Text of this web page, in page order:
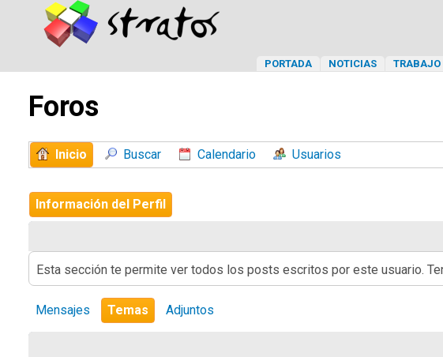
PORTADA NOTICIAS TRABAJO
Foros
Inicio Buscar Calendario Usuarios
Información del Perfil
Esta sección te permite ver todos los posts escritos por este usuario.
Mensajes Temas Adjuntos